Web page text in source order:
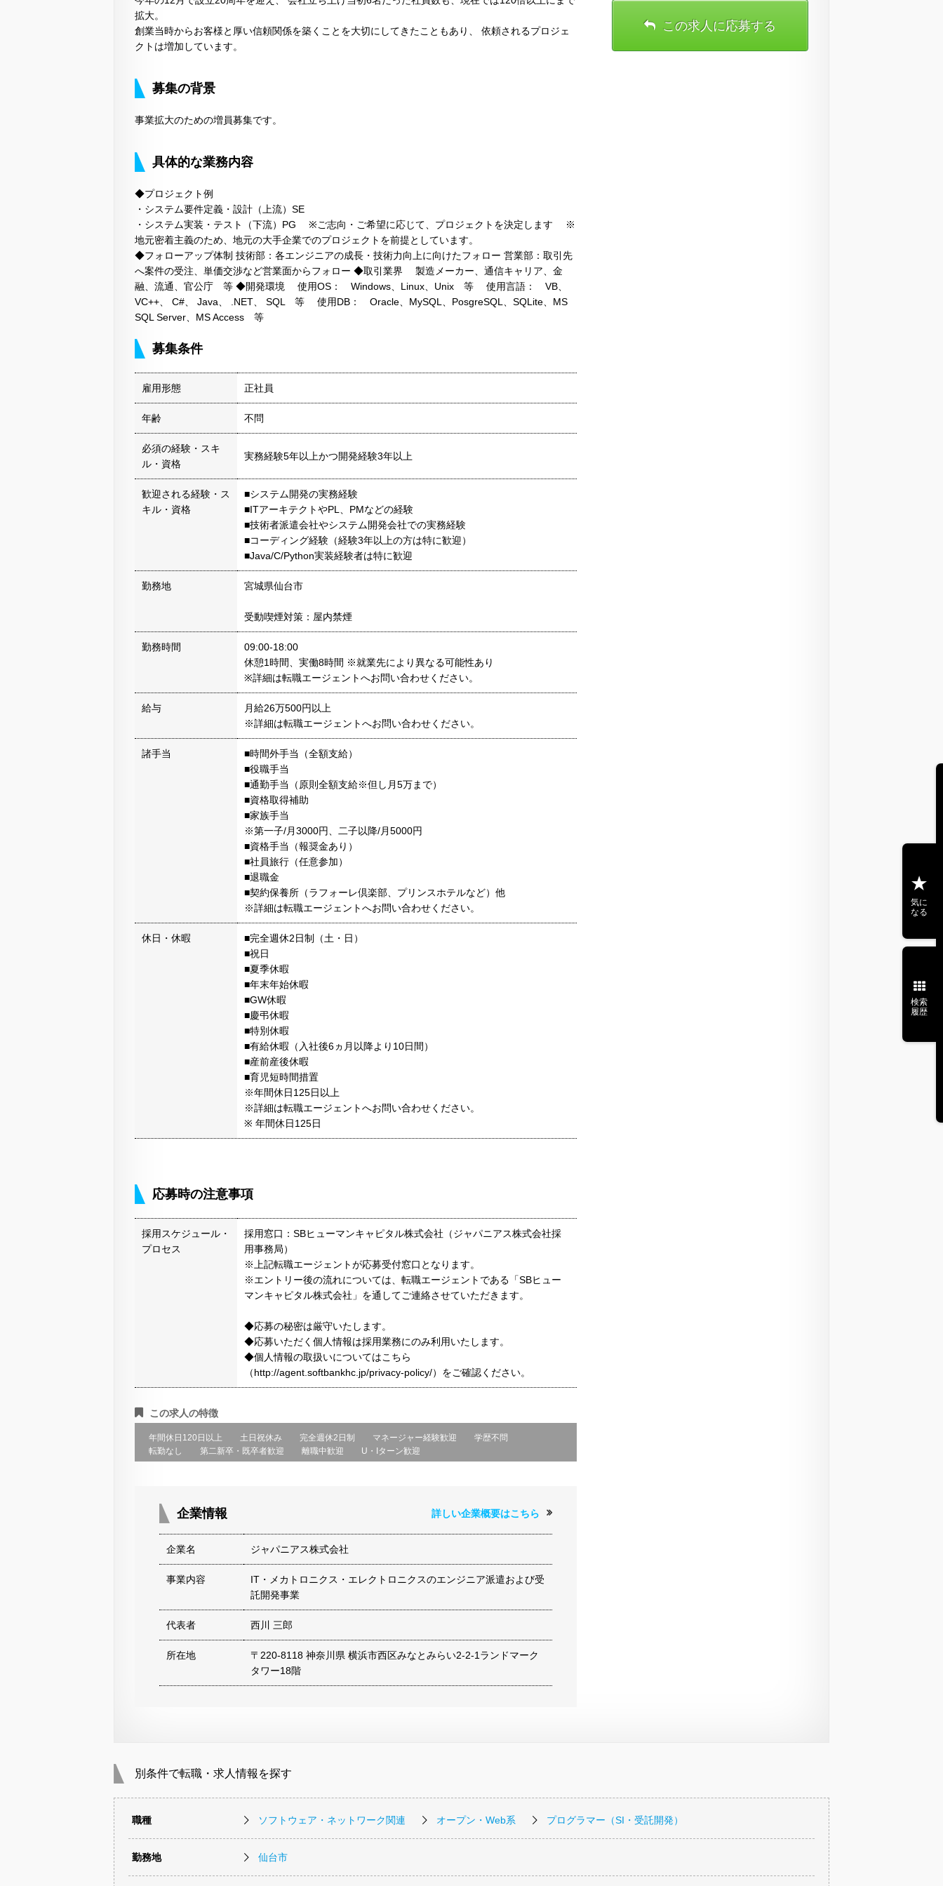
拡大。
創業当時からお客様と厚い信頼関係を築くことを大切にしてきたこともあり、 依頼されるプロジェ
クトは増加しています。
募集の背景
事業拡大のための増員募集です。
具体的な業務内容
◆プロジェクト例
・システム要件定義・設計（上流）SE
・システム実装・テスト（下流）PG ※ご志向・ご希望に応じて、プロジェクトを決定します ※
地元密着主義のため、地元の大手企業でのプロジェクトを前提としています。
◆フォローアップ体制 技術部：各エンジニアの成長・技術力向上に向けたフォロー 営業部：取引先
へ案件の受注、単価交渉など営業面からフォロー ◆取引業界 製造メーカー、通信キャリア、金
融、流通、官公庁 等 ◆開発環境 使用OS： Windows、Linux、Unix 等 使用言語： VB、
VC++、 C#、 Java、 .NET、 SQL 等 使用DB： Oracle、MySQL、PosgreSQL、SQLite、MS
SQL Server、MS Access 等
募集条件
雇用形態 正社員
年齢 不問
必須の経験・スキ
ル・資格
実務経験5年以上かつ開発経験3年以上
歓迎される経験・ス
キル・資格
■システム開発の実務経験
■ITアーキテクトやPL、PMなどの経験
■技術者派遣会社やシステム開発会社での実務経験
■コーディング経験（経験3年以上の方は特に歓迎）
■Java/C/Python実装経験者は特に歓迎
勤務地 宮城県仙台市
受動喫煙対策：屋内禁煙
勤務時間
09:00-18:00
休憩1時間、実働8時間 ※就業先により異なる可能性あり
※詳細は転職エージェントへお問い合わせください。
給与
月給26万500円以上
※詳細は転職エージェントへお問い合わせください。
諸手当
■時間外手当（全額支給）
■役職手当
■通勤手当（原則全額支給※但し月5万まで）
■資格取得補助
■家族手当
※第一子/月3000円、二子以降/月5000円
■資格手当（報奨金あり）
■社員旅行（任意参加）
■退職金
■契約保養所（ラフォーレ倶楽部、プリンスホテルなど）他
※詳細は転職エージェントへお問い合わせください。
休日・休暇
■完全週休2日制（土・日）
■祝日
■夏季休暇
■年末年始休暇
■GW休暇
■慶弔休暇
■特別休暇
■有給休暇（入社後6ヵ月以降より10日間）
■産前産後休暇
■育児短時間措置
※年間休日125日以上
※詳細は転職エージェントへお問い合わせください。
※ 年間休日125日
応募時の注意事項
採用スケジュール・
プロセス
採用窓口：SBヒューマンキャピタル株式会社（ジャパニアス株式会社採
用事務局）
※上記転職エージェントが応募受付窓口となります。
※エントリー後の流れについては、転職エージェントである「SBヒュー
マンキャピタル株式会社」を通してご連絡させていただきます。
◆応募の秘密は厳守いたします。
◆応募いただく個人情報は採用業務にのみ利用いたします。
◆個人情報の取扱いについてはこちら
（http://agent.softbankhc.jp/privacy-policy/）をご確認ください。
この求人の特徴
年間休日120日以上 土日祝休み 完全週休2日制 マネージャー経験歓迎
学歴不問
転勤なし
第二新卒・既卒者歓迎 離職中歓迎 U・Iターン歓迎
企業情報 詳しい企業概要はこちら
企業名 ジャパニアス株式会社
事業内容
IT・メカトロニクス・エレクトロニクスのエンジニア派遣および受
託開発事業
代表者 西川 三郎
所在地
〒220-8118 神奈川県 横浜市西区みなとみらい2-2-1ランドマーク
タワー18階
この求人に応募する
別条件で転職・求人情報を探す
職種 ソフトウェア・ネットワーク関連 オープン・Web系 プログラマー（SI・受託開発）
勤務地 仙台市
気に
なる
検索
履歴